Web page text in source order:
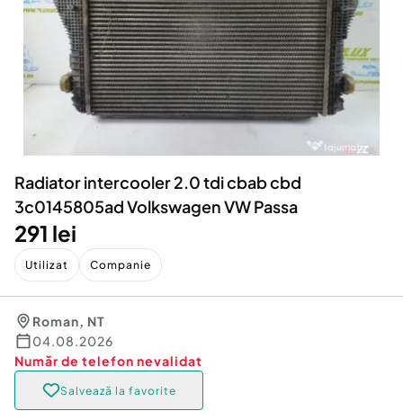
Servicii
Animale de companie
Afaceri și echipamente profesionale
Inchiriere Bunuri si Vehicule
Utilaje agricole si industriale
Piese auto si accesorii
Dacia Duster
Radiator intercooler 2.0 tdi cbab cbd
3c0145805ad Volkswagen VW Passa
291 lei
Utilizat Companie
Roman, NT
04.08.2026
Număr de telefon nevalidat
Salvează la favorite